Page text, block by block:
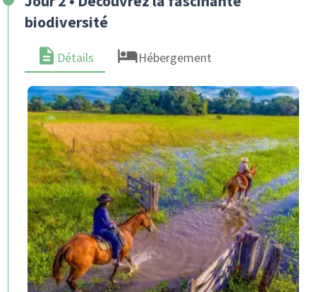
biodiversité
Détails Hébergement